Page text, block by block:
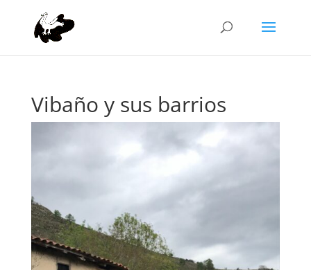
Vibaño y sus barrios